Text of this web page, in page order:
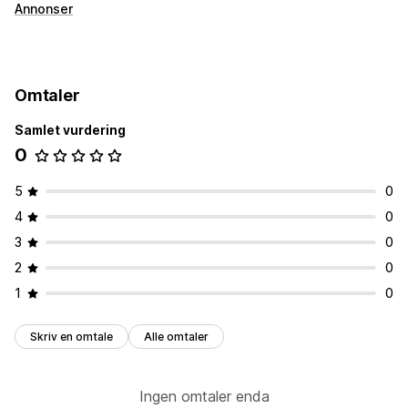
Annonser
Omtaler
Samlet vurdering
0
5
0
4
0
3
0
2
0
1
0
Skriv en omtale Alle omtaler
Ingen omtaler enda